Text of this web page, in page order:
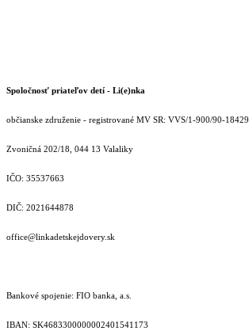
Spoločnosť priateľov detí - Li(e)nka
občianske združenie - registrované MV SR: VVS/1-900/90-18429
Zvoničná 202/18, 044 13 Valaliky
IČO: 35537663
DIČ: 2021644878
office@linkadetskejdovery.sk
Bankové spojenie: FIO banka, a.s.
IBAN: SK46833000000­02401541173